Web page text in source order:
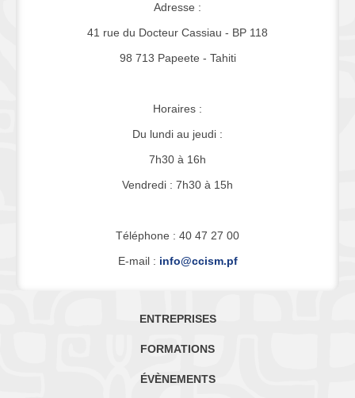
Adresse :
41 rue du Docteur Cassiau - BP 118
98 713 Papeete - Tahiti
Horaires :
Du lundi au jeudi :
7h30 à 16h
Vendredi : 7h30 à 15h
Téléphone : 40 47 27 00
E-mail : info@ccism.pf
ENTREPRISES
FORMATIONS
ÉVÈNEMENTS